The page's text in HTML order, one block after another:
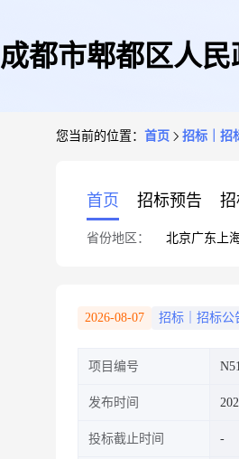
成都市郫都区人
您当前的位置： 首页 招标｜招
首页 招标预告
省份地区： 北京广东 上
2026-08-07 招标｜招标公
项目编号
发布时间
投标截止时间